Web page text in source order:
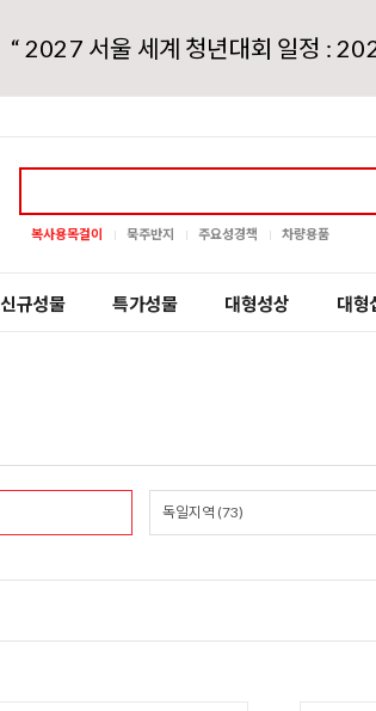
“ 2027 서울 세계 청년대회 일정 :
복사용목걸이 묵주반지 주요성경책 차량용품
신규성물 특가성물 대형성상 대형
독일지역 (73)